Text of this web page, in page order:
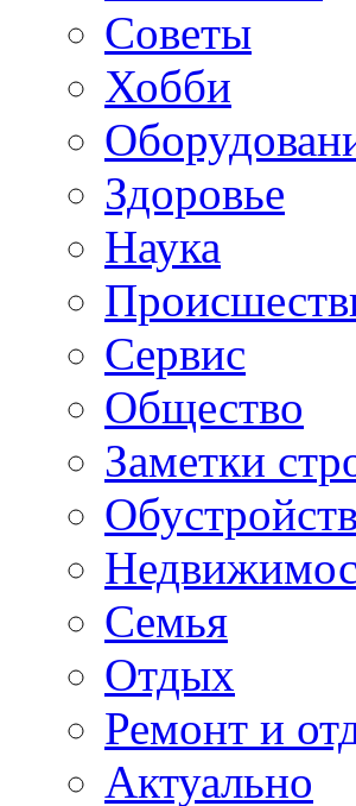
Советы
Хобби
Здоровье
Наука
Сервис
Общество
Заметки
Семья
Отдых
Ремонт и
Актуально